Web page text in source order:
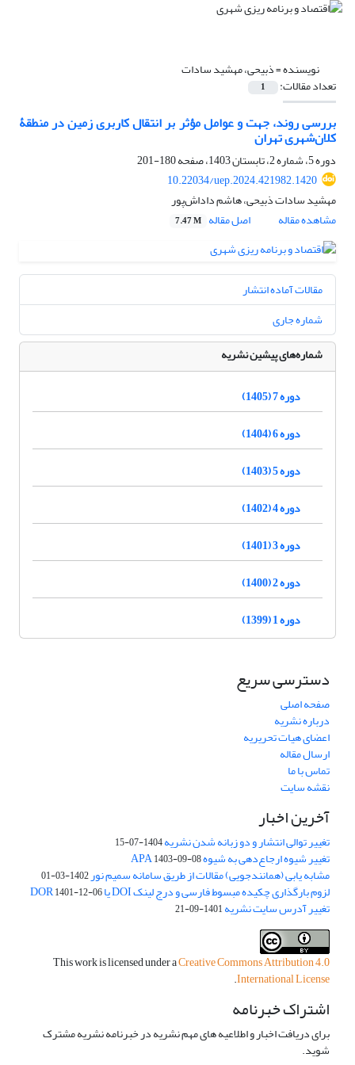
نویسنده =ذبیحی، مهشید سادات
تعداد مقالات: 1
بررسی روند، جهت و عوامل مؤثر بر انتقال کاربری زمین در منطقۀ
کلان‌شهری تهران
دوره 5، شماره 2، تابستان 1403، صفحه
180-201
10.22034/uep.2024.421982.1420
مهشید سادات ذبیحی، هاشم داداش‌پور
مشاهده مقاله
اصل مقاله 7.47 M
مقالات آماده انتشار
شماره جاری
شماره‌های پیشین نشریه
دوره 7 (1405)
دوره 6 (1404)
دوره 5 (1403)
دوره 4 (1402)
دوره 3 (1401)
دوره 2 (1400)
دوره 1 (1399)
دسترسی سریع
صفحه اصلی
درباره نشریه
اعضای هیات تحریریه
ارسال مقاله
تماس با ما
نقشه سایت
آخرین اخبار
تغییر توالی انتشار و دو زبانه شدن نشریه1404-07-15
تغییر شیوه ارجاع‌دهی به شیوه APA1403-09-08
مشابه یابی (همانندجویی) مقالات از طریق سامانه سمیم نور1402-03-01
لزوم بارگذاری چکیده مبسوط فارسی و درج لینک DOI یا DOR 1401-12-06
تغییر آدرس سایت نشریه1401-09-21
This work is licensed under aCreative Commons Attribution 4.0
International License
.
اشتراک خبرنامه
برای دریافت اخبار و اطلاعیه های مهم نشریه در خبرنامه نشریه مشترک
شوید.